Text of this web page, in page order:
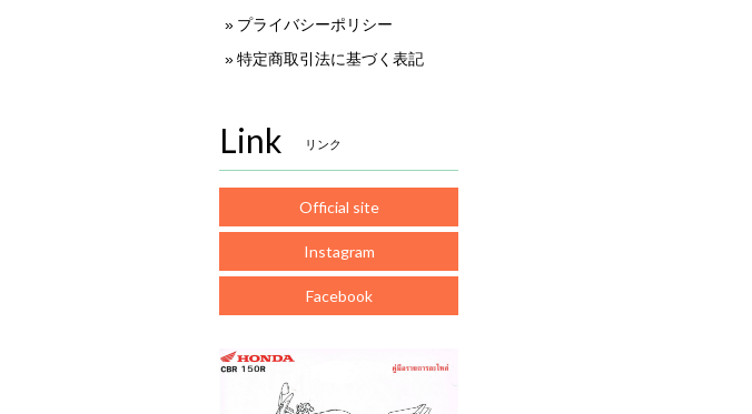
プライバシーポリシー
特定商取引法に基づく表記
Link リンク
Official site
Instagram
Facebook